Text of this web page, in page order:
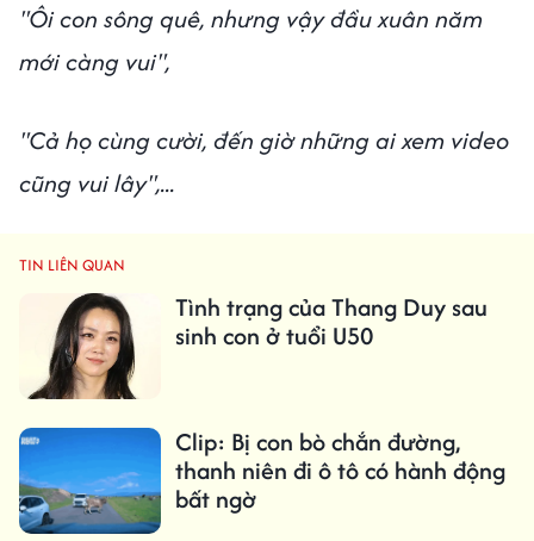
"Ôi con sông quê, nhưng vậy đầu xuân năm
mới càng vui",
"Cả họ cùng cười, đến giờ những ai xem video
cũng vui lây",...
TIN LIÊN QUAN
Tình trạng của Thang Duy sau
sinh con ở tuổi U50
Clip: Bị con bò chắn đường,
thanh niên đi ô tô có hành động
bất ngờ